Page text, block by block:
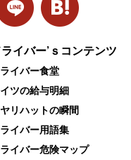
ライバー’ｓコンテンツ
ライバー食堂
ツの給与明細
リハットの瞬間
ライバー用語集
ライバー危険マップ